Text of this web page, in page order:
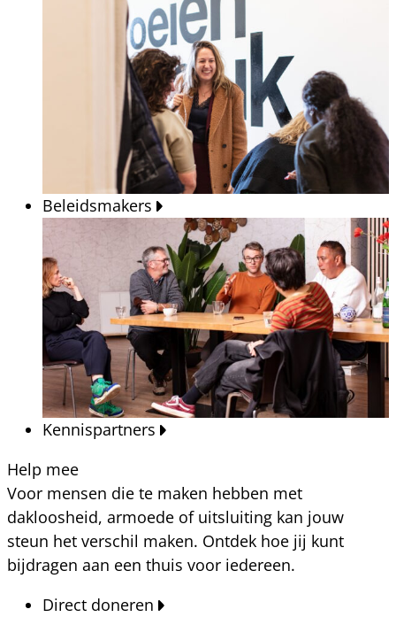
Beleidsmakers
Kennispartners
Help mee
Voor mensen die te maken hebben met
dakloosheid, armoede of uitsluiting kan jouw
steun het verschil maken. Ontdek hoe jij kunt
bijdragen aan een thuis voor iedereen.
Direct doneren